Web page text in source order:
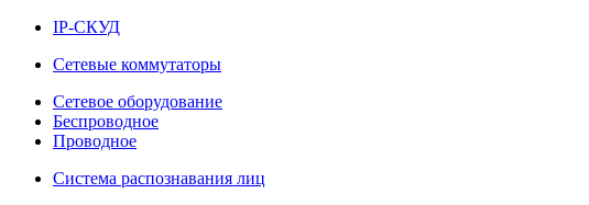
IP-СКУД
Сетевые коммутаторы
Сетевое оборудование
Беспроводное
Проводное
Система распознавания лиц